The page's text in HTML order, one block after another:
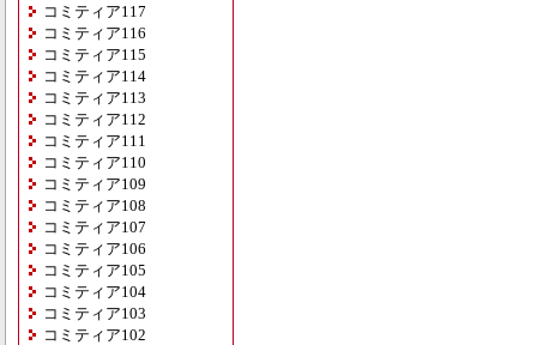
コミティア117
コミティア116
コミティア115
コミティア114
コミティア113
コミティア112
コミティア111
コミティア110
コミティア109
コミティア108
コミティア107
コミティア106
コミティア105
コミティア104
コミティア103
コミティア102